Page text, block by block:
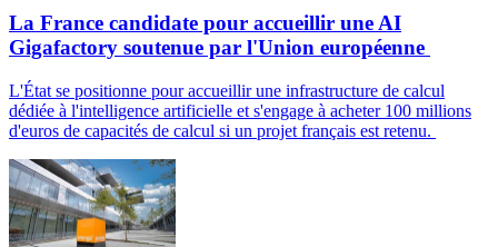
La France candidate pour accueillir une AI
Gigafactory soutenue par l'Union européenne
L'État se positionne pour accueillir une infrastructure de calcul
dédiée à l'intelligence artificielle et s'engage à acheter 100 millions
d'euros de capacités de calcul si un projet français est retenu.